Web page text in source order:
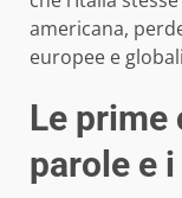
americana,
europee e
Le prime
parole e